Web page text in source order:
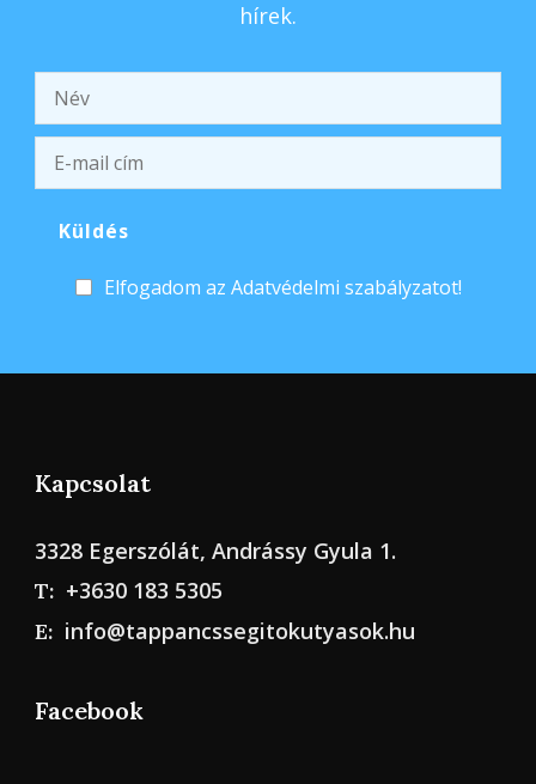
hírek.
Elfogadom az Adatvédelmi szabályzatot!
Kapcsolat
3328 Egerszólát, Andrássy Gyula 1.
T: +3630 183 5305
E: info@tappancssegitokutyasok.hu
Facebook